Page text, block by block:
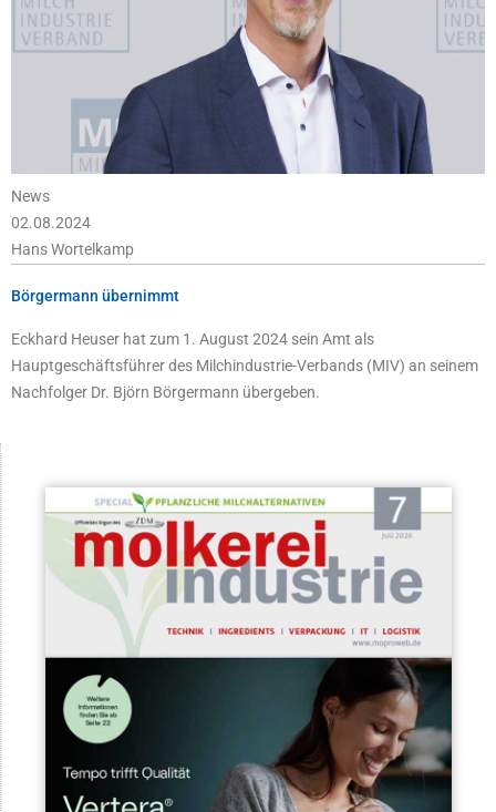
News
02.08.2024
Hans Wortelkamp
Börgermann übernimmt
Eckhard Heuser hat zum 1. August 2024 sein Amt als
Hauptgeschäftsführer des Milchindustrie-Verbands (MIV) an seinem
Nachfolger Dr. Björn Börgermann übergeben.